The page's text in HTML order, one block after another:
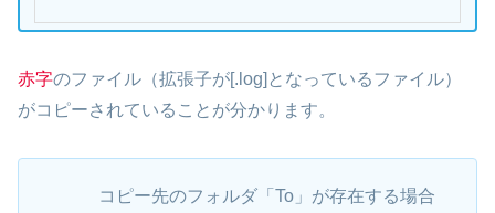
赤字のファイル（拡張子が[.log]となっているファイル）
がコピーされていることが分かります。
コピー先のフォルダ「To」が存在する場合